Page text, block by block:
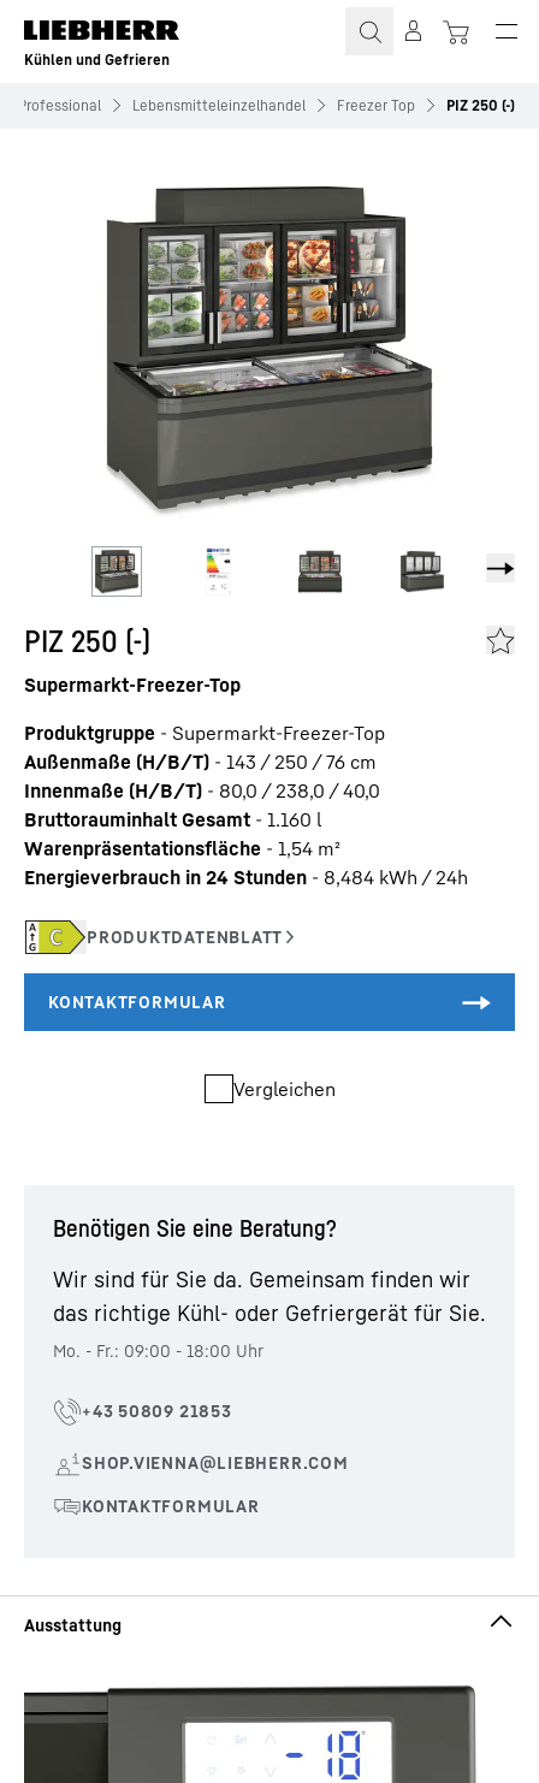
Zum Inhalt springen
Kühlen und Gefrieren
Professional Lebensmitteleinzelhandel Freezer Top PIZ 250 (-)
PIZ 250 (-)
Supermarkt-Freezer-Top
Produktgruppe - Supermarkt-Freezer-Top
Außenmaße (H/B/T) - 143 / 250 / 76 cm
Innenmaße (H/B/T) - 80,0 / 238,0 / 40,0
Bruttorauminhalt Gesamt - 1.160 l
Warenpräsentationsfläche - 1,54 m²
Energieverbrauch in 24 Stunden - 8,484 kWh / 24h
Vergleichen
Benötigen Sie eine Beratung?
Wir sind für Sie da. Gemeinsam finden wir
das richtige Kühl- oder Gefriergerät für Sie.
Mo. - Fr.: 09:00 - 18:00 Uhr